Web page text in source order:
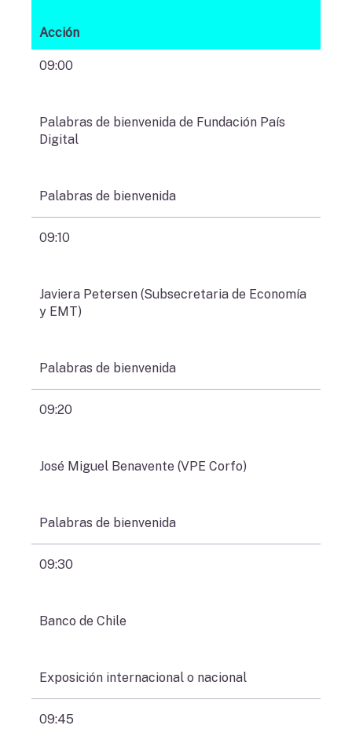
Acción
09:00
Palabras de bienvenida de Fundación País
Digital
Palabras de bienvenida
09:10
Javiera Petersen (Subsecretaria de Economía
y EMT)
Palabras de bienvenida
09:20
José Miguel Benavente (VPE Corfo)
Palabras de bienvenida
09:30
Banco de Chile
Exposición internacional o nacional
09:45